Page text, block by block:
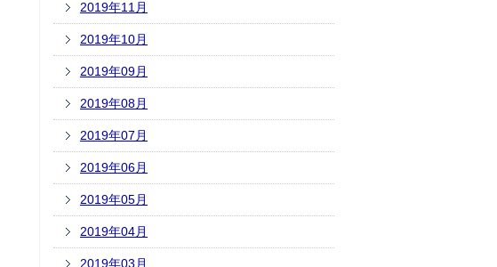
2019年11月
2019年10月
2019年09月
2019年08月
2019年07月
2019年06月
2019年05月
2019年04月
2019年03月